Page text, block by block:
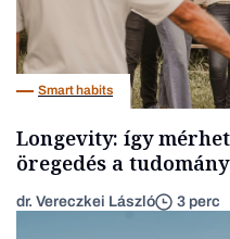
Smart habits
Longevity: így
öregedés a
dr. Vereczkei László 3 perc